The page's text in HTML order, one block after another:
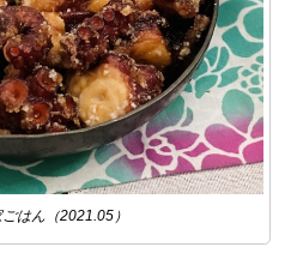
はん（2021.05）